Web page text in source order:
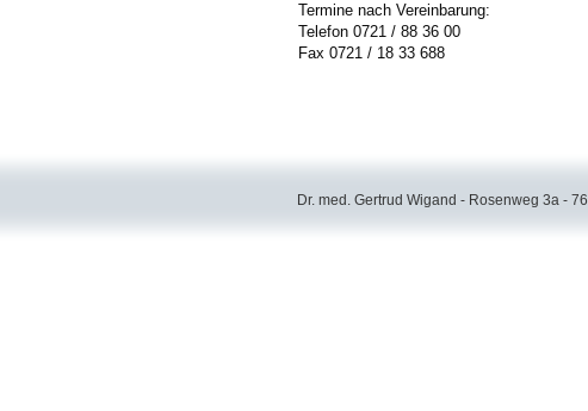
Termine nach Vereinbarung:
Telefon 0721 / 88 36 00
Fax 0721 / 18 33 688
Dr. med. Gertrud Wigand - Rosenweg 3a -